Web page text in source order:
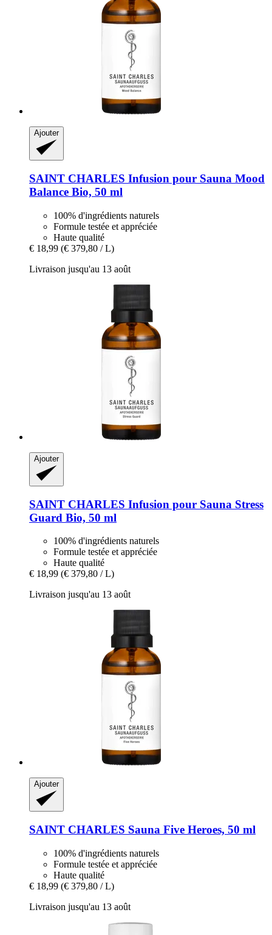
Ajouter
SAINT CHARLES Infusion pour Sauna Mood
Balance Bio, 50 ml
100% d'ingrédients naturels
Formule testée et appréciée
Haute qualité
€ 18,99 (€ 379,80 / L)
Livraison jusqu'au 13 août
Ajouter
SAINT CHARLES Infusion pour Sauna Stress
Guard Bio, 50 ml
100% d'ingrédients naturels
Formule testée et appréciée
Haute qualité
€ 18,99 (€ 379,80 / L)
Livraison jusqu'au 13 août
Ajouter
SAINT CHARLES Sauna Five Heroes, 50 ml
100% d'ingrédients naturels
Formule testée et appréciée
Haute qualité
€ 18,99 (€ 379,80 / L)
Livraison jusqu'au 13 août